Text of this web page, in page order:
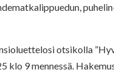
otsikolla
klo 9 mennessä.